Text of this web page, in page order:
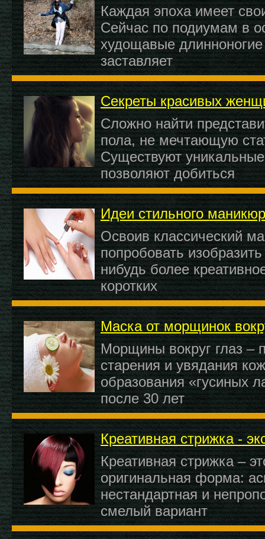
Каждая эпоха имеет
Сейчас по подиумам в
худощавые
заставляет
Секреты красивых
Сложно найти
пола, не мечтающую
Существуют
позволяют добиться
Идеи стильного
Освоив классический
попробовать
нибудь более
коротких
Маска от морщинок
Морщины вокруг глаз –
старения и увядания
образования «гусиных
после 30 лет
Креативная стрижка -
Креативная стрижка –
оригинальная форма:
нестандартная и
смелый вариант